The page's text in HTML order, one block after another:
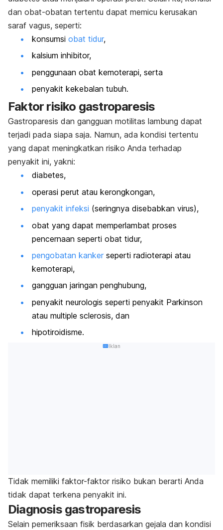
dan obat-obatan tertentu dapat memicu kerusakan
saraf vagus, seperti:
konsumsi obat tidur,
kalsium inhibitor,
penggunaan obat kemoterapi, serta
penyakit kekebalan tubuh.
Faktor risiko gastroparesis
Gastroparesis dan gangguan motilitas lambung dapat
terjadi pada siapa saja. Namun, ada kondisi tertentu
yang dapat meningkatkan risiko Anda terhadap
penyakit ini, yakni:
diabetes,
operasi perut atau kerongkongan,
penyakit infeksi (seringnya disebabkan virus),
obat yang dapat memperlambat proses
pencernaan seperti obat tidur,
pengobatan kanker seperti radioterapi atau
kemoterapi,
gangguan jaringan penghubung,
penyakit neurologis seperti penyakit Parkinson
atau multiple sclerosis, dan
hipotiroidisme.
Iklan
Tidak memiliki faktor-faktor risiko bukan berarti Anda
tidak dapat terkena penyakit ini.
Diagnosis gastroparesis
Selain pemeriksaan fisik berdasarkan gejala dan kondisi